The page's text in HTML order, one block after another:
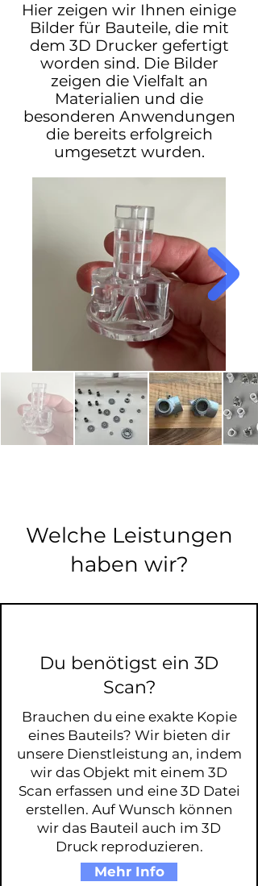
Hier zeigen wir Ihnen einige
Bilder für Bauteile, die mit
dem 3D Drucker gefertigt
worden sind. Die Bilder
zeigen die Vielfalt an
Materialien und die
besonderen Anwendungen
die bereits erfolgreich
umgesetzt wurden.
Welche Leistungen
haben wir?
Du benötigst ein 3D
Scan?
Brauchen du eine exakte Kopie
eines Bauteils? Wir bieten dir
unsere Dienstleistung an, indem
wir das Objekt mit einem 3D
Scan erfassen und eine 3D Datei
erstellen. Auf Wunsch können
wir das Bauteil auch im 3D
Druck reproduzieren.
Mehr Info